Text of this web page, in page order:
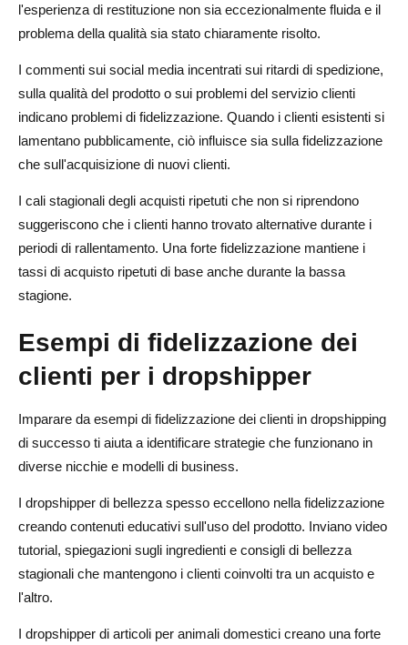
l'esperienza di restituzione non sia eccezionalmente fluida e il
problema della qualità sia stato chiaramente risolto.
I commenti sui social media incentrati sui ritardi di spedizione,
sulla qualità del prodotto o sui problemi del servizio clienti
indicano problemi di fidelizzazione. Quando i clienti esistenti si
lamentano pubblicamente, ciò influisce sia sulla fidelizzazione
che sull'acquisizione di nuovi clienti.
I cali stagionali degli acquisti ripetuti che non si riprendono
suggeriscono che i clienti hanno trovato alternative durante i
periodi di rallentamento. Una forte fidelizzazione mantiene i
tassi di acquisto ripetuti di base anche durante la bassa
stagione.
Esempi di fidelizzazione dei
clienti per i dropshipper
Imparare da esempi di fidelizzazione dei clienti in dropshipping
di successo ti aiuta a identificare strategie che funzionano in
diverse nicchie e modelli di business.
I dropshipper di bellezza spesso eccellono nella fidelizzazione
creando contenuti educativi sull'uso del prodotto. Inviano video
tutorial, spiegazioni sugli ingredienti e consigli di bellezza
stagionali che mantengono i clienti coinvolti tra un acquisto e
l'altro.
I dropshipper di articoli per animali domestici creano una forte